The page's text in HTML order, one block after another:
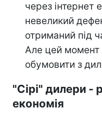
через інтернет
невеликий
отриманий під
Але цей
обумовити з
"Сірі" дилери -
економія